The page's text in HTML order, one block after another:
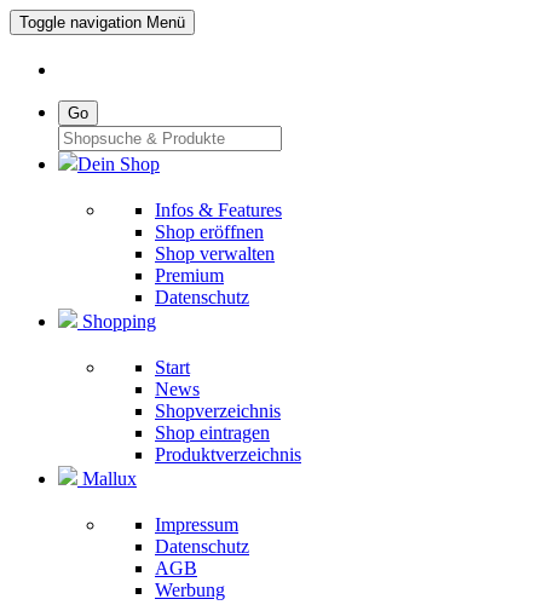
Toggle navigation Menü
Go
Dein Shop
Infos & Features
Shop eröffnen
Shop verwalten
Premium
Datenschutz
Shopping
Start
News
Shopverzeichnis
Shop eintragen
Produktverzeichnis
Mallux
Impressum
Datenschutz
AGB
Werbung